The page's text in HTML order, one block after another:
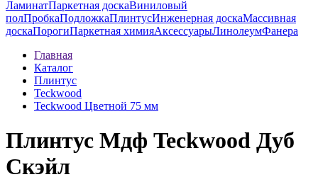
ЛаминатПаркетная доскаВиниловый
полПробкаПодложкаПлинтусИнженерная доскаМассивная
доскаПорогиПаркетная химияАксессуарыЛинолеумФанера
Главная
Каталог
Плинтус
Teckwood
Teckwood Цветной 75 мм
Плинтус Мдф Teckwood Дуб
Скэйл